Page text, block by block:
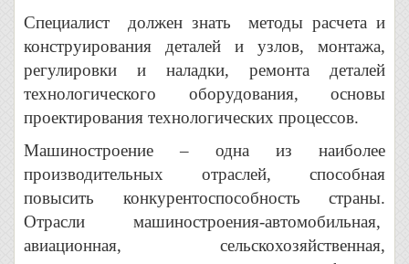
Специалист должен знать методы расчета и
конструирования деталей и узлов, монтажа,
регулировки и наладки, ремонта деталей
технологического оборудования, основы
проектирования технологических процессов.
Машиностроение – одна из наиболее
производительных отраслей, способная
повысить конкурентоспособность страны.
Отрасли машиностроения-автомобильная,
авиационная, сельскохозяйственная,